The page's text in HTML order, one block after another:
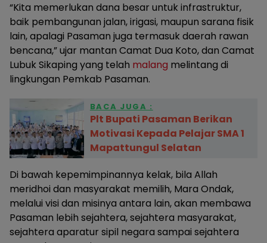
“Kita memerlukan dana besar untuk infrastruktur,
baik pembangunan jalan, irigasi, maupun sarana fisik
lain, apalagi Pasaman juga termasuk daerah rawan
bencana,” ujar mantan Camat Dua Koto, dan Camat
Lubuk Sikaping yang telah malang melintang di
lingkungan Pemkab Pasaman.
BACA JUGA :
Plt Bupati Pasaman Berikan
Motivasi Kepada Pelajar SMA 1
Mapattungul Selatan
Di bawah kepemimpinannya kelak, bila Allah
meridhoi dan masyarakat memilih, Mara Ondak,
melalui visi dan misinya antara lain, akan membawa
Pasaman lebih sejahtera, sejahtera masyarakat,
sejahtera aparatur sipil negara sampai sejahtera